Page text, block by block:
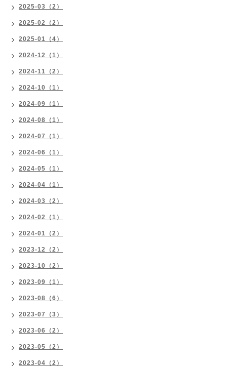
2025-03（2）
2025-02（2）
2025-01（4）
2024-12（1）
2024-11（2）
2024-10（1）
2024-09（1）
2024-08（1）
2024-07（1）
2024-06（1）
2024-05（1）
2024-04（1）
2024-03（2）
2024-02（1）
2024-01（2）
2023-12（2）
2023-10（2）
2023-09（1）
2023-08（6）
2023-07（3）
2023-06（2）
2023-05（2）
2023-04（2）